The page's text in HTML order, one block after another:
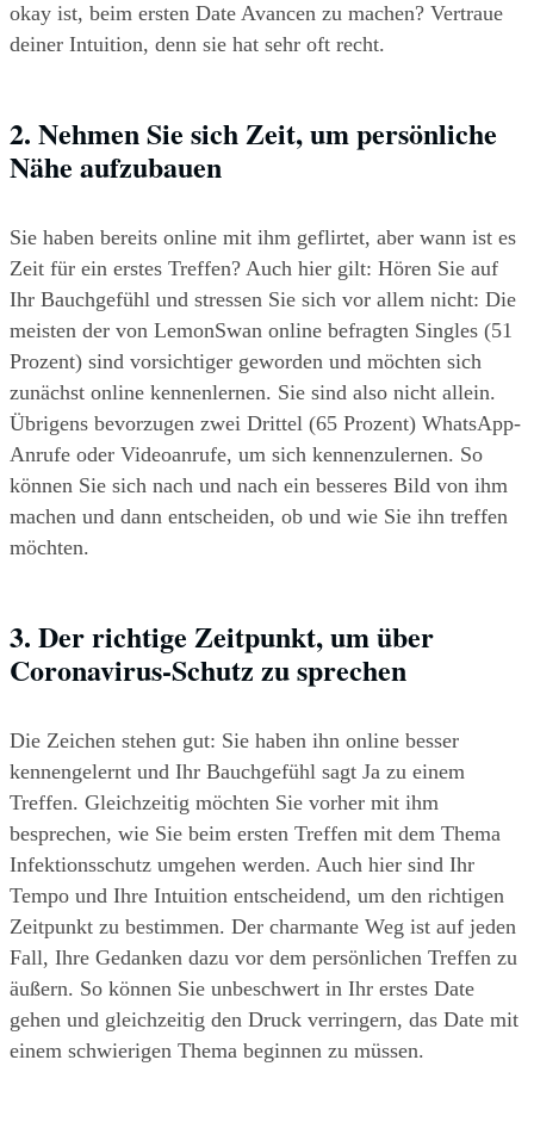
okay ist, beim ersten Date Avancen zu machen? Vertraue
deiner Intuition, denn sie hat sehr oft recht.
2. Nehmen Sie sich Zeit, um persönliche
Nähe aufzubauen
Sie haben bereits online mit ihm geflirtet, aber wann ist es
Zeit für ein erstes Treffen? Auch hier gilt: Hören Sie auf
Ihr Bauchgefühl und stressen Sie sich vor allem nicht: Die
meisten der von LemonSwan online befragten Singles (51
Prozent) sind vorsichtiger geworden und möchten sich
zunächst online kennenlernen. Sie sind also nicht allein.
Übrigens bevorzugen zwei Drittel (65 Prozent) WhatsApp-
Anrufe oder Videoanrufe, um sich kennenzulernen. So
können Sie sich nach und nach ein besseres Bild von ihm
machen und dann entscheiden, ob und wie Sie ihn treffen
möchten.
3. Der richtige Zeitpunkt, um über
Coronavirus-Schutz zu sprechen
Die Zeichen stehen gut: Sie haben ihn online besser
kennengelernt und Ihr Bauchgefühl sagt Ja zu einem
Treffen. Gleichzeitig möchten Sie vorher mit ihm
besprechen, wie Sie beim ersten Treffen mit dem Thema
Infektionsschutz umgehen werden. Auch hier sind Ihr
Tempo und Ihre Intuition entscheidend, um den richtigen
Zeitpunkt zu bestimmen. Der charmante Weg ist auf jeden
Fall, Ihre Gedanken dazu vor dem persönlichen Treffen zu
äußern. So können Sie unbeschwert in Ihr erstes Date
gehen und gleichzeitig den Druck verringern, das Date mit
einem schwierigen Thema beginnen zu müssen.